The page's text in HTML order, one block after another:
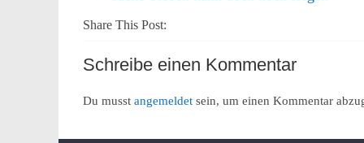
Share This Post:
Schreibe einen Kommentar
Du musst angemeldet sein, um einen Kommentar